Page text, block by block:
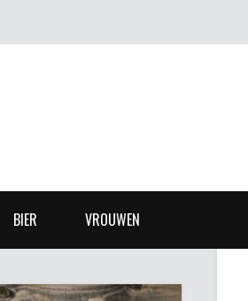
BIER VROUWEN